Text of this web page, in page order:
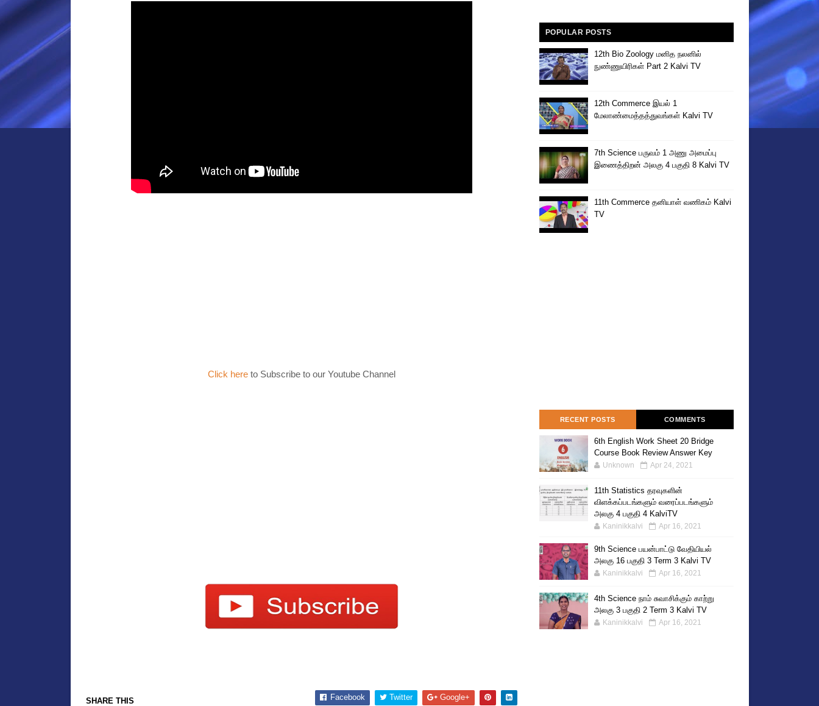
Click here to Subscribe to our Youtube Channel
SHARE THIS Facebook Twitter Google+
POPULAR POSTS
12th Bio Zoology மனித நலனில்
நுண்ணுயிரிகள் Part 2 Kalvi TV
12th Commerce இயல் 1
மேலாண்மைத்தத்துவங்கள் Kalvi TV
7th Science பருவம் 1 அணு அமைப்பு
இணைத்திறன் அலகு 4 பகுதி 8 Kalvi TV
11th Commerce தனியாள் வணிகம் Kalvi
TV
RECENT POSTS COMMENTS
6th English Work Sheet 20 Bridge
Course Book Review Answer Key
Unknown Apr 24, 2021
11th Statistics தரவுகளின்
விளக்கப்படங்களும் வரைப்படங்களும்
அலகு 4 பகுதி 4 KalviTV
Kaninikkalvi Apr 16, 2021
9th Science பயன்பாட்டு வேதியியல்
அலகு 16 பகுதி 3 Term 3 Kalvi TV
Kaninikkalvi Apr 16, 2021
4th Science நாம் சுவாசிக்கும் காற்று
அலகு 3 பகுதி 2 Term 3 Kalvi TV
Kaninikkalvi Apr 16, 2021